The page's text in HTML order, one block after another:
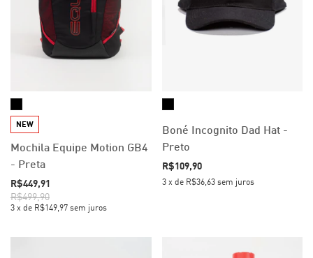
NEW
Mochila Equipe Motion GB4
- Preta
R$449,91
R$499,90
3 x de R$149,97 sem juros
Boné Incognito Dad Hat -
Preto
R$109,90
3 x de R$36,63 sem juros